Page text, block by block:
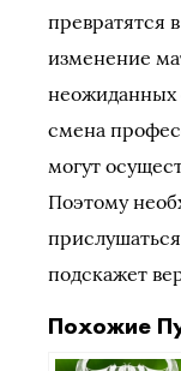
превратятся
изменение
неожиданных
смена
могут
Поэтому
подскажет
Похожие